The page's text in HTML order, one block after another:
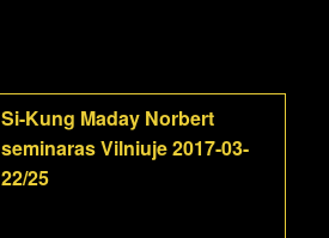
Si-Kung Maday Norbert
seminaras Vilniuje 2017-03-
22/25